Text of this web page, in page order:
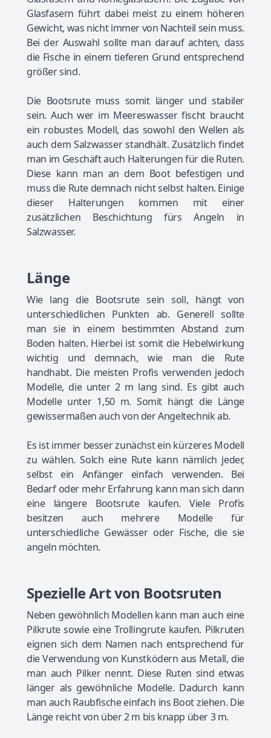
Glasfasern führt dabei meist zu einem höheren
Gewicht, was nicht immer von Nachteil sein muss.
Bei der Auswahl sollte man darauf achten, dass
die Fische in einem tieferen Grund entsprechend
größer sind.
Die Bootsrute muss somit länger und stabiler
sein. Auch wer im Meereswasser fischt braucht
ein robustes Modell, das sowohl den Wellen als
auch dem Salzwasser standhält. Zusätzlich findet
man im Geschäft auch Halterungen für die Ruten.
Diese kann man an dem Boot befestigen und
muss die Rute demnach nicht selbst halten. Einige
dieser Halterungen kommen mit einer
zusätzlichen Beschichtung fürs Angeln in
Salzwasser.
Länge
Wie lang die Bootsrute sein soll, hängt von
unterschiedlichen Punkten ab. Generell sollte
man sie in einem bestimmten Abstand zum
Boden halten. Hierbei ist somit die Hebelwirkung
wichtig und demnach, wie man die Rute
handhabt. Die meisten Profis verwenden jedoch
Modelle, die unter 2 m lang sind. Es gibt auch
Modelle unter 1,50 m. Somit hängt die Länge
gewissermaßen auch von der Angeltechnik ab.
Es ist immer besser zunächst ein kürzeres Modell
zu wählen. Solch eine Rute kann nämlich jeder,
selbst ein Anfänger einfach verwenden. Bei
Bedarf oder mehr Erfahrung kann man sich dann
eine längere Bootsrute kaufen. Viele Profis
besitzen auch mehrere Modelle für
unterschiedliche Gewässer oder Fische, die sie
angeln möchten.
Spezielle Art von Bootsruten
Neben gewöhnlich Modellen kann man auch eine
Pilkrute sowie eine Trollingrute kaufen. Pilkruten
eignen sich dem Namen nach entsprechend für
die Verwendung von Kunstködern aus Metall, die
man auch Pilker nennt. Diese Ruten sind etwas
länger als gewöhnliche Modelle. Dadurch kann
man auch Raubfische einfach ins Boot ziehen. Die
Länge reicht von über 2 m bis knapp über 3 m.